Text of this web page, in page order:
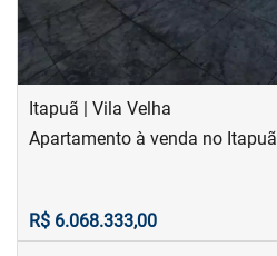
Itapuã | Vila Velha
Apartamento à venda no Itapuã
R$ 6.068.333,00